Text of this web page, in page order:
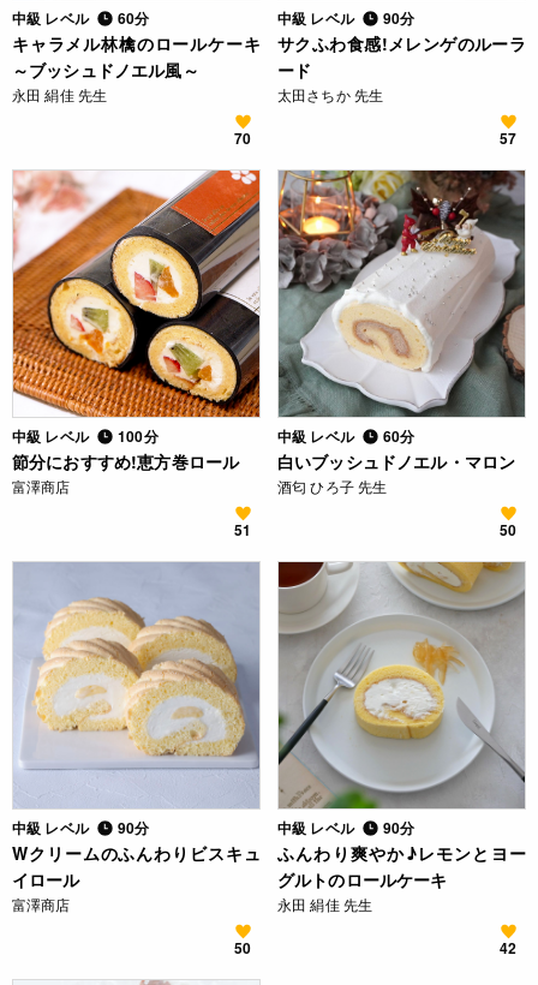
中級 レベル 60分
キャラメル林檎のロールケーキ
～ブッシュドノエル風～
永田 絹佳 先生
70
中級 レベル 90分
サクふわ食感!メレンゲのルーラ
ード
太田さちか 先生
57
中級 レベル 100分
節分におすすめ!恵方巻ロール
富澤商店
51
中級 レベル 60分
白いブッシュドノエル・マロン
酒匂 ひろ子 先生
50
中級 レベル 90分
Wクリームのふんわりビスキュ
イロール
富澤商店
50
中級 レベル 90分
ふんわり爽やか♪レモンとヨー
グルトのロールケーキ
永田 絹佳 先生
42